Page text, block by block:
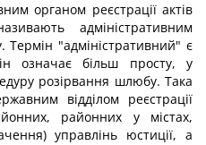
органом реєстрації актів
адміністративним
"адміністративний" є
означає більш просту, у
розірвання шлюбу. Така
відділом реєстрації
районних у містах,
управлінь юстиції, а